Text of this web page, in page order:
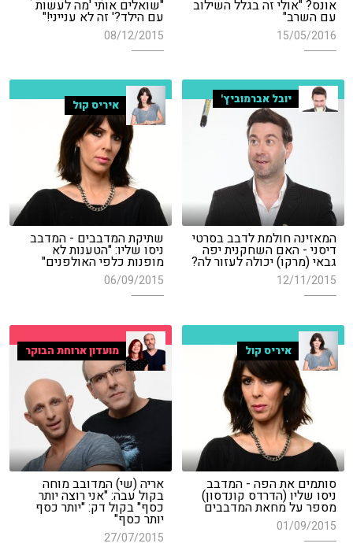
אונס? "אולי זה בגלל השילוב
עם השרב"
15/05/2016
"שואלים אותי 'מה לעשות
עם הילד?' זה לא ענייני!"
08/12/2015
יובל אברמוביץ'
המאזינה חולמת לדבב בסרטי
דיסני - האם השחקנית יפה
גבאי (מרקו) יכולה לעזור לה?
12/11/2015
איריס קול
שתיקת המדבבים - המדבב
ניסו שליו: "הטענות לא
מופנות כלפי האולפנים"
06/09/2015
איריס קול
סותמים את הפה - המדבב
ניסו שליו (הדרדס קונדסון)
מספר על מחאת המדבבים
01/09/2015
מועדון ארוחת הבוקר
אריה (שי) המדובב מוחה
בקול עבה: "אני רוצה יותר
כסף" בקול דק: "יותר כסף
יותר כסף"
27/07/2015